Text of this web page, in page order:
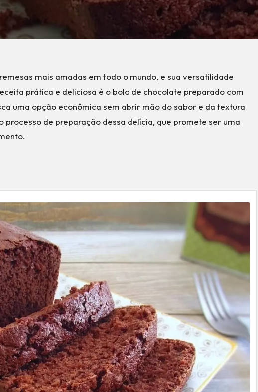
mais amadas em todo o mundo, e sua versatilidade
prática e deliciosa é o bolo de chocolate preparado com
uma opção econômica sem abrir mão do sabor e da textura
de preparação dessa delícia, que promete ser uma